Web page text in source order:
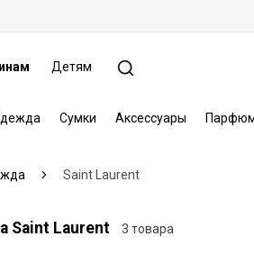
Детям
Сумки Аксессуары
Saint Laurent
Saint Laurent 3 товара